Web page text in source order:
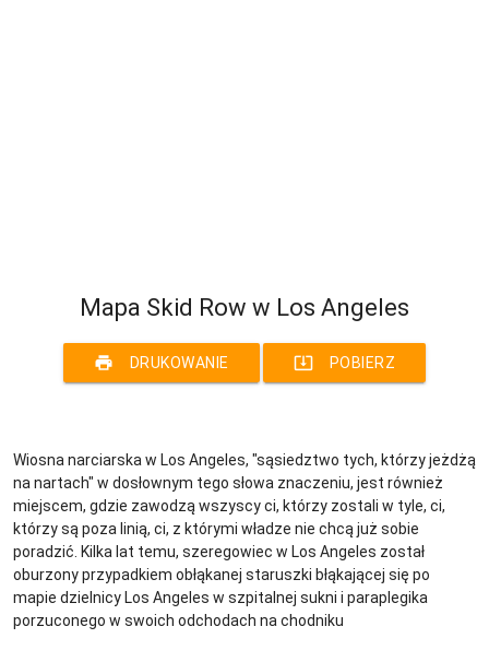
Mapa Skid Row w Los Angeles
print DRUKOWANIE system_update_alt POBIERZ
Wiosna narciarska w Los Angeles, "sąsiedztwo tych, którzy jeżdżą
na nartach" w dosłownym tego słowa znaczeniu, jest również
miejscem, gdzie zawodzą wszyscy ci, którzy zostali w tyle, ci,
którzy są poza linią, ci, z którymi władze nie chcą już sobie
poradzić. Kilka lat temu, szeregowiec w Los Angeles został
oburzony przypadkiem obłąkanej staruszki błąkającej się po
mapie dzielnicy Los Angeles w szpitalnej sukni i paraplegika
porzuconego w swoich odchodach na chodniku